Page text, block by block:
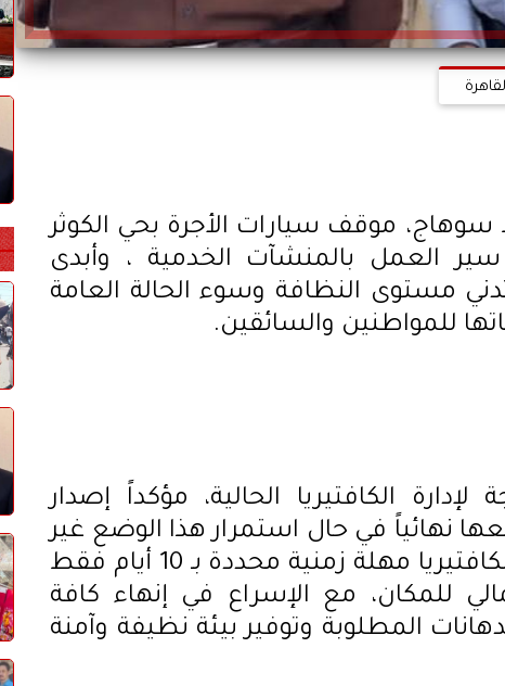
موقف سيارات الأجرة بحي الكوثر
سير العمل بالمنشآت الخدمية ، وأبدى
مستوى النظافة وسوء الحالة العامة
للمواطنين والسائقين.
الكافتيريا الحالية، مؤكداً إصدار
نهائياً في حال استمرار هذا الوضع غير
اللائق. كما منح المحافظ إدارة الكافتيريا مهلة زمنية محددة بـ 10 أيام فقط
للمكان، مع الإسراع في إنهاء كافة
المطلوبة وتوفير بيئة نظيفة وآمنة